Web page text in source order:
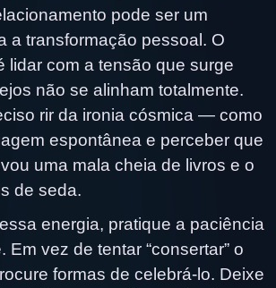
pode ser um
a transformação pessoal. O
lidar com a tensão que surge
não se alinham totalmente.
rir da ironia cósmica — como
espontânea e perceber que
uma mala cheia de livros e o
de seda.
energia, pratique a paciência
Em vez de tentar “consertar” o
formas de celebrá-lo. Deixe